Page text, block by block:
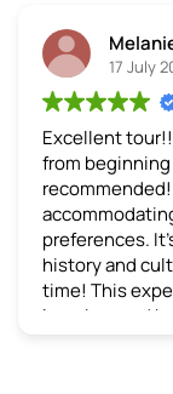
17 July
Excellent
from
preferences.
history and
time! This
learning, and